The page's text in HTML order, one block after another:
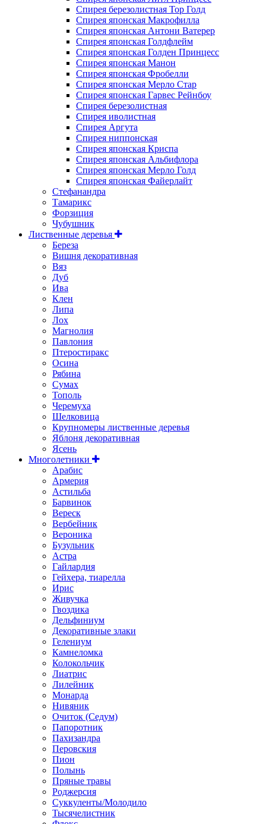
Спирея березолистная Тор Голд
Спирея японская Макрофилла
Спирея японская Антони Ватерер
Спирея японская Голдфлейм
Спирея японская Голден Принцесс
Спирея японская Манон
Спирея японская Фробелли
Спирея японская Мерло Стар
Спирея японская Гарвес Рейнбоу
Спирея березолистная
Спирея иволистная
Спирея Аргута
Спирея ниппонская
Спирея японская Криспа
Спирея японская Альбифлора
Спирея японская Мерло Голд
Спирея японская Файерлайт
Стефанандра
Тамарикс
Форзиция
Чубушник
Лиственные деревья
Береза
Вишня декоративная
Вяз
Дуб
Ива
Клен
Липа
Лох
Магнолия
Павлония
Птеростиракс
Осина
Рябина
Сумах
Тополь
Черемуха
Шелковица
Крупномеры лиственные деревья
Яблоня декоративная
Ясень
Многолетники
Арабис
Армерия
Астильбa
Барвинок
Вереск
Вербейник
Вероника
Бузульник
Астра
Гайлардия
Гейхера, тиарелла
Ирис
Живучка
Гвоздика
Дельфиниум
Декоративные злаки
Гелениум
Камнеломка
Колокольчик
Лиатрис
Лилейник
Монарда
Нивяник
Очиток (Седум)
Папоротник
Пахизандра
Перовския
Пион
Полынь
Пряные травы
Роджерсия
Суккуленты/Молодило
Тысячелистник